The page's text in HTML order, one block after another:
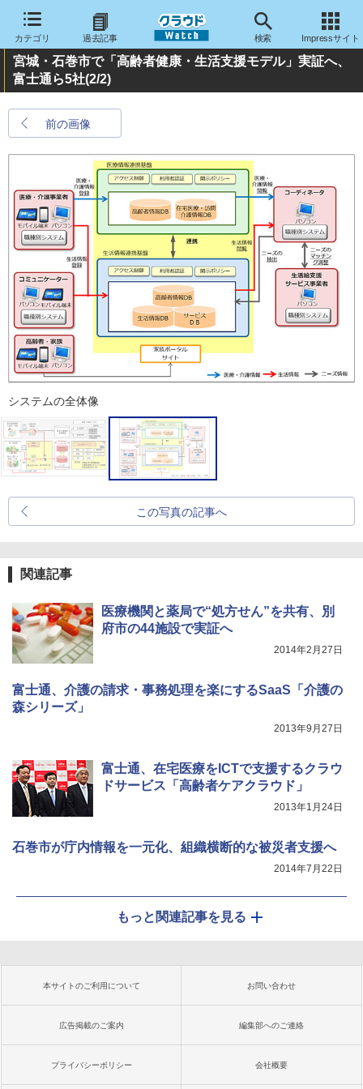
カテゴリ 過去記事 検索 Impressサイト
宮城・石巻市で「高齢者健康・生活支援モデル」実証へ、
富士通ら5社(2/2)
前の画像
システムの全体像
この写真の記事へ
関連記事
医療機関と薬局で“処方せん”を共有、別
府市の44施設で実証へ
2014年2月27日
富士通、介護の請求・事務処理を楽にするSaaS「介護の
森シリーズ」
2013年9月27日
富士通、在宅医療をICTで支援するクラウ
ドサービス「高齢者ケアクラウド」
2013年1月24日
石巻市が庁内情報を一元化、組織横断的な被災者支援へ
2014年7月22日
もっと関連記事を見る
本サイトのご利用について お問い合わせ
広告掲載のご案内 編集部へのご連絡
プライバシーポリシー 会社概要